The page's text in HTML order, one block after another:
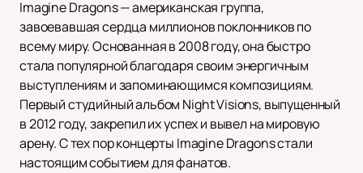
Imagine Dragons — американская группа,
завоевавшая сердца миллионов поклонников по
всему миру. Основанная в 2008 году, она быстро
стала популярной благодаря своим энергичным
выступлениям и запоминающимся композициям.
Первый студийный альбом Night Visions, выпущенный
в 2012 году, закрепил их успех и вывел на мировую
арену. С тех пор концерты Imagine Dragons стали
настоящим событием для фанатов.